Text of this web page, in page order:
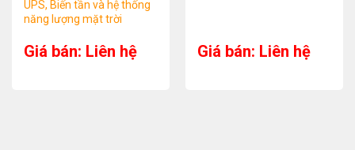
UPS, Biến tần và hệ thống
năng lượng mặt trời
Giá bán: Liên hệ Giá bán: Liên hệ